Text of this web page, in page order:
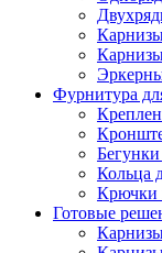
Фурнитура
Кольца
Крючки
Готовые